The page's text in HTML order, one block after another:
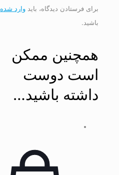
برای فرستادن دیدگاه، باید وارد شده
باشید.
همچنین ممکن
است دوست
داشته باشید…